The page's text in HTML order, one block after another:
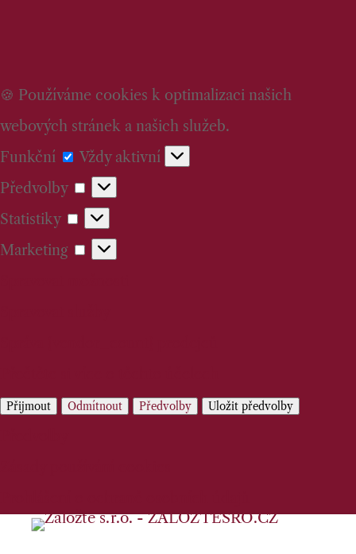
🍪 Používáme cookies k optimalizaci našich
webových stránek a našich služeb.
Funkční
Funkční
Vždy aktivní
Předvolby
Předvolby
Statistiky
Statistiky
Marketing
Marketing
Přijmout Odmítnout Předvolby Uložit předvolby